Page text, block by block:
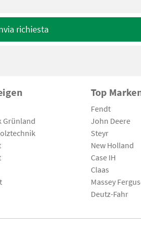
richiesta
Grünland
Top
Fendt
John Deere
Steyr
New Holland
Case IH
Claas
Massey
Deutz-Fahr